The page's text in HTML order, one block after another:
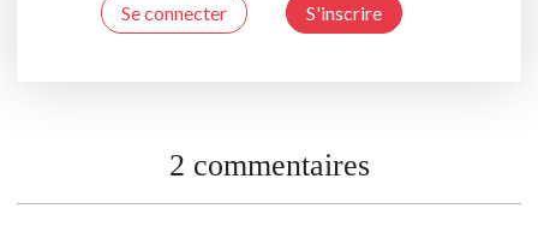
Se connecter S'inscrire
2 commentaires